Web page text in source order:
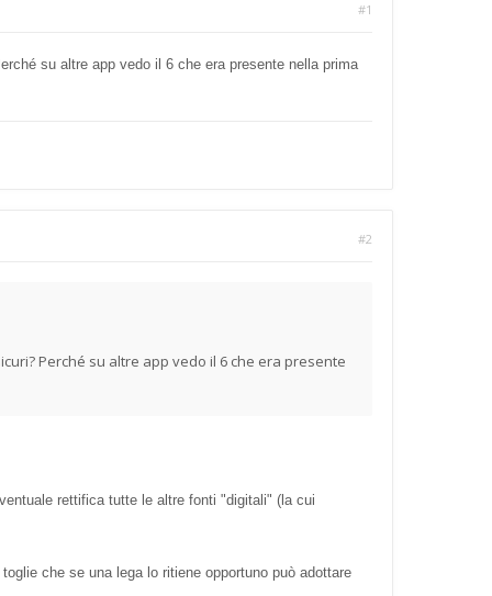
#1
su altre app vedo il 6 che era presente nella prima
#2
Perché su altre app vedo il 6 che era presente
rettifica tutte le altre fonti "digitali" (la cui
che se una lega lo ritiene opportuno può adottare